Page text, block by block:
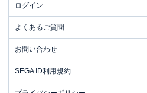
ログイン
よくあるご質問
お問い合わせ
SEGA ID利用規約